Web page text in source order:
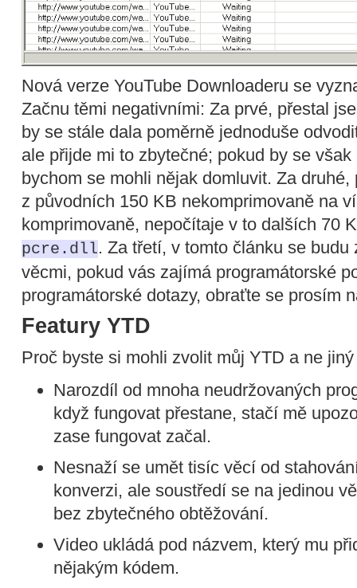
Nová verze YouTube Downloaderu se
Začnu těmi negativními: Za prvé, přestal
by se stále dala poměrně jednoduše
ale přijde mi to zbytečné; pokud by se
bychom se mohli nějak domluvit. Za
z původních 150 KB nekomprimovaně na
komprimovaně, nepočítaje v to dalších 70
pcre.dll. Za třetí, v tomto článku se
věcmi, pokud vás zajímá programátorské
programátorské dotazy, obraťte se prosím
Featury YTD
Proč byste si mohli zvolit můj YTD a ne
Narozdíl od mnoha neudržovaných
když fungovat přestane, stačí mě
zase fungovat začal.
Nesnaží se umět tisíc věcí od
konverzi, ale soustředí se na jedinou
bez zbytečného obtěžování.
Video ukládá pod názvem, který mu
nějakým kódem.